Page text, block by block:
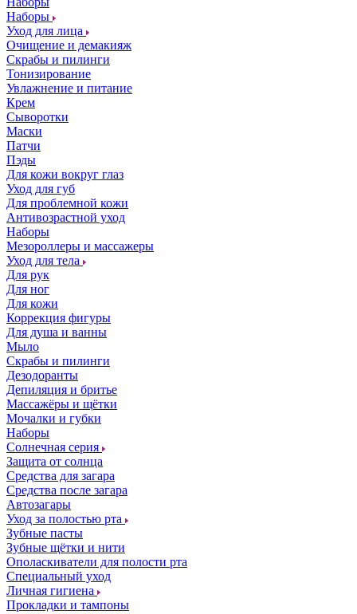
Наборы
Уход для лица
Очищение и демакияж
Скрабы и пилинги
Тонизирование
Увлажнение и питание
Крем
Сыворотки
Маски
Патчи
Пэды
Для кожи вокруг глаз
Уход для губ
Для проблемной кожи
Антивозрастной уход
Наборы
Мезороллеры и массажеры
Уход для тела
Для рук
Для ног
Для кожи
Коррекция фигуры
Для душа и ванны
Мыло
Скрабы и пилинги
Дезодоранты
Депиляция и бритье
Массажёры и щётки
Мочалки и губки
Наборы
Солнечная серия
Защита от солнца
Средства для загара
Средства после загара
Автозагары
Уход за полостью рта
Зубные пасты
Зубные щётки и нити
Ополаскиватели для полости рта
Специальный уход
Личная гигиена
Прокладки и тампоны